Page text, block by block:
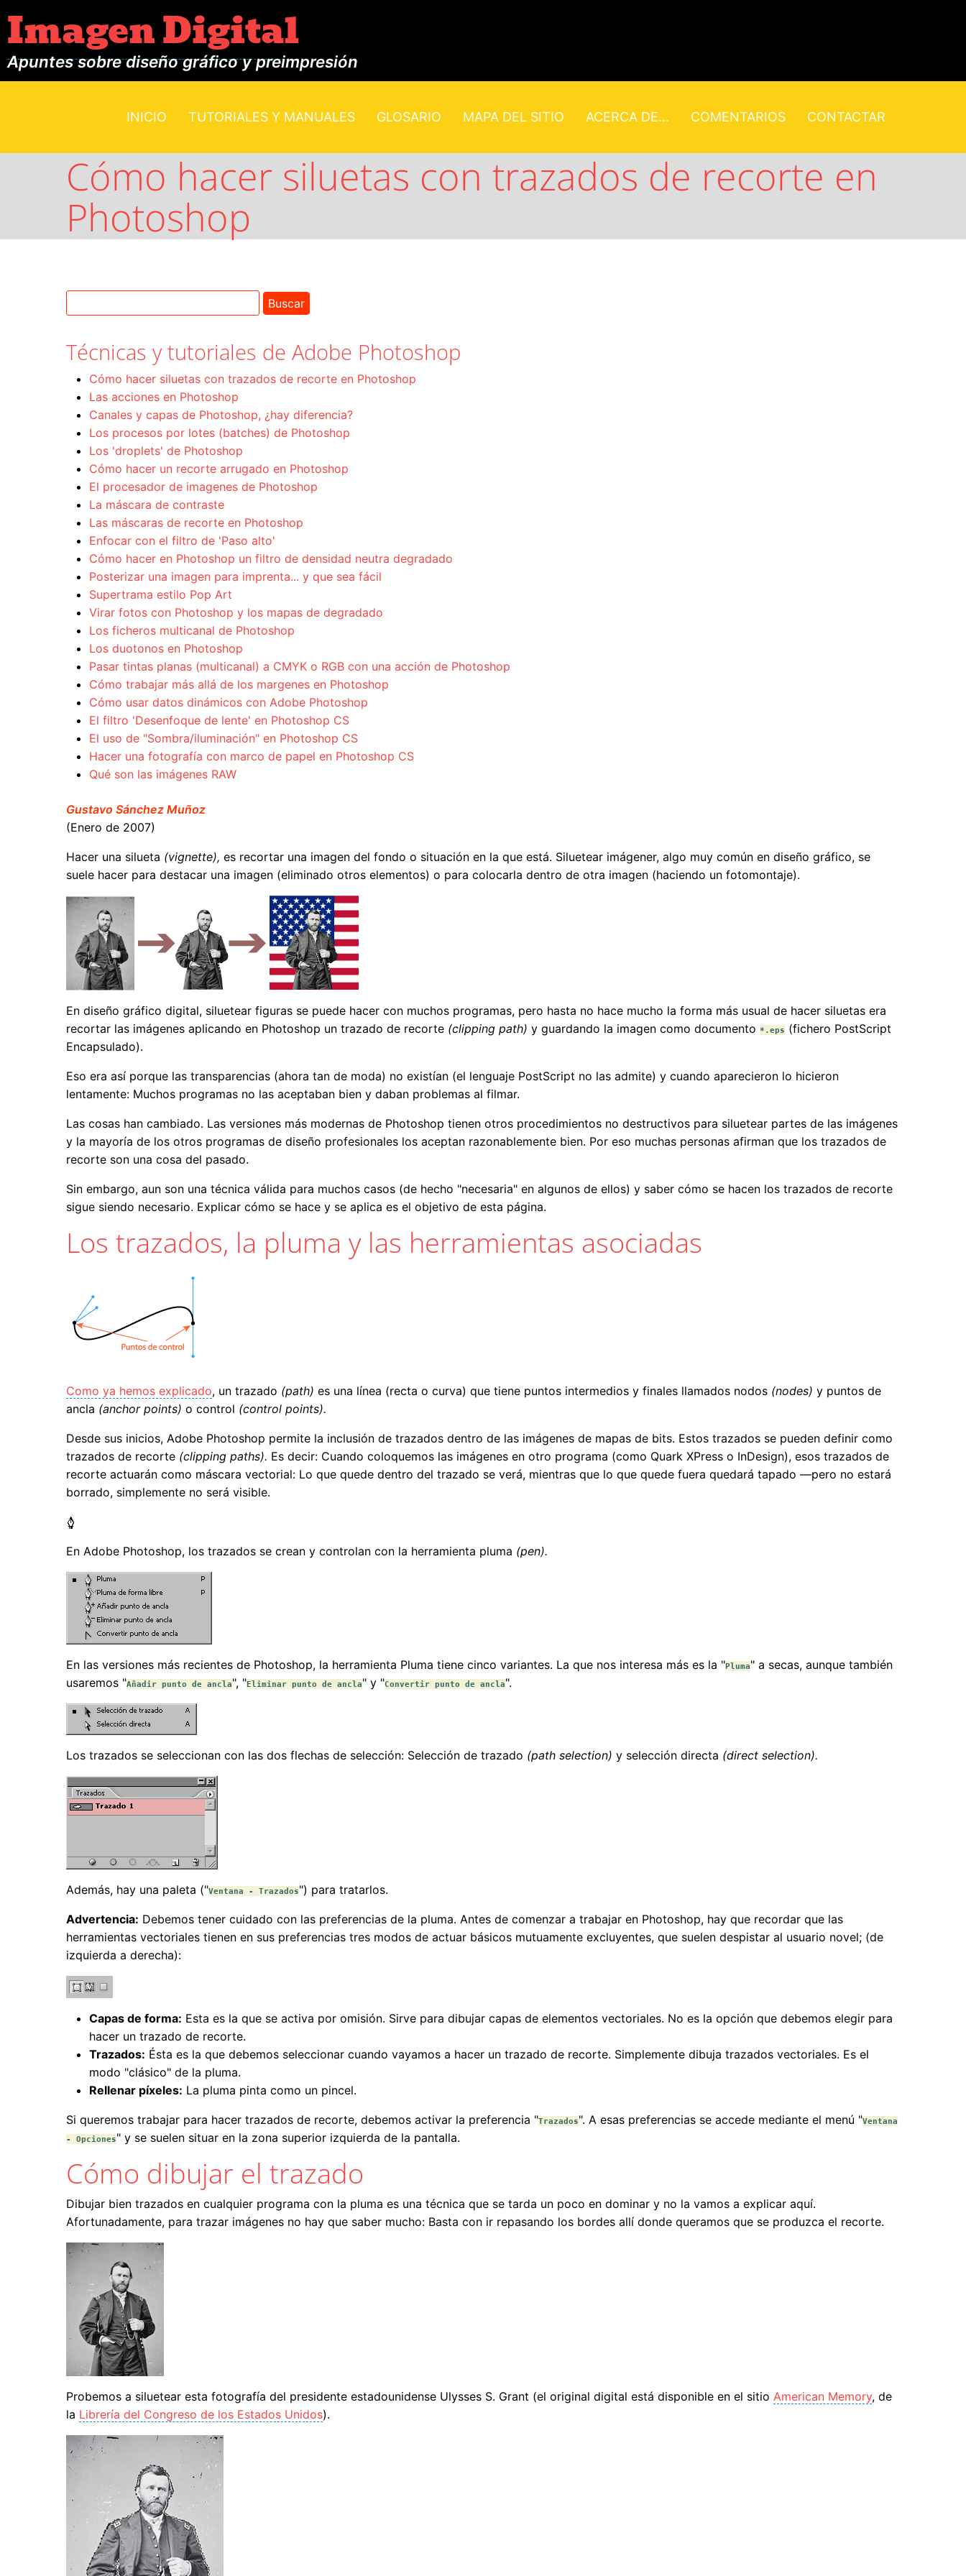
Imagen Digital
Apuntes sobre diseño gráfico y preimpresión
INICIO TUTORIALES Y MANUALES GLOSARIO MAPA DEL SITIO ACERCA DE... COMENTARIOS CONTACTAR
Cómo hacer siluetas con trazados de recorte en
Photoshop
Técnicas y tutoriales de Adobe Photoshop
Cómo hacer siluetas con trazados de recorte en Photoshop
Las acciones en Photoshop
Canales y capas de Photoshop, ¿hay diferencia?
Los procesos por lotes (batches) de Photoshop
Los 'droplets' de Photoshop
Cómo hacer un recorte arrugado en Photoshop
El procesador de imagenes de Photoshop
La máscara de contraste
Las máscaras de recorte en Photoshop
Enfocar con el filtro de 'Paso alto'
Cómo hacer en Photoshop un filtro de densidad neutra degradado
Posterizar una imagen para imprenta... y que sea fácil
Supertrama estilo Pop Art
Virar fotos con Photoshop y los mapas de degradado
Los ficheros multicanal de Photoshop
Los duotonos en Photoshop
Pasar tintas planas (multicanal) a CMYK o RGB con una acción de Photoshop
Cómo trabajar más allá de los margenes en Photoshop
Cómo usar datos dinámicos con Adobe Photoshop
El filtro 'Desenfoque de lente' en Photoshop CS
El uso de "Sombra/iluminación" en Photoshop CS
Hacer una fotografía con marco de papel en Photoshop CS
Qué son las imágenes RAW
Gustavo Sánchez Muñoz
(Enero de 2007)
Hacer una silueta (vignette), es recortar una imagen del fondo o situación en la que está. Siluetear imágener, algo muy común en diseño gráfico, se
suele hacer para destacar una imagen (eliminado otros elementos) o para colocarla dentro de otra imagen (haciendo un fotomontaje).
En diseño gráfico digital, siluetear figuras se puede hacer con muchos programas, pero hasta no hace mucho la forma más usual de hacer siluetas era
recortar las imágenes aplicando en Photoshop un trazado de recorte (clipping path) y guardando la imagen como documento *.eps (fichero PostScript
Encapsulado).
Eso era así porque las transparencias (ahora tan de moda) no existían (el lenguaje PostScript no las admite) y cuando aparecieron lo hicieron
lentamente: Muchos programas no las aceptaban bien y daban problemas al filmar.
Las cosas han cambiado. Las versiones más modernas de Photoshop tienen otros procedimientos no destructivos para siluetear partes de las imágenes
y la mayoría de los otros programas de diseño profesionales los aceptan razonablemente bien. Por eso muchas personas afirman que los trazados de
recorte son una cosa del pasado.
Sin embargo, aun son una técnica válida para muchos casos (de hecho "necesaria" en algunos de ellos) y saber cómo se hacen los trazados de recorte
sigue siendo necesario. Explicar cómo se hace y se aplica es el objetivo de esta página.
Los trazados, la pluma y las herramientas asociadas
Como ya hemos explicado, un trazado (path) es una línea (recta o curva) que tiene puntos intermedios y finales llamados nodos (nodes) y puntos de
ancla (anchor points) o control (control points).
Desde sus inicios, Adobe Photoshop permite la inclusión de trazados dentro de las imágenes de mapas de bits. Estos trazados se pueden definir como
trazados de recorte (clipping paths). Es decir: Cuando coloquemos las imágenes en otro programa (como Quark XPress o InDesign), esos trazados de
recorte actuarán como máscara vectorial: Lo que quede dentro del trazado se verá, mientras que lo que quede fuera quedará tapado —pero no estará
borrado, simplemente no será visible.
En Adobe Photoshop, los trazados se crean y controlan con la herramienta pluma (pen).
En las versiones más recientes de Photoshop, la herramienta Pluma tiene cinco variantes. La que nos interesa más es la "Pluma" a secas, aunque también
usaremos "Añadir punto de ancla", "Eliminar punto de ancla" y "Convertir punto de ancla".
Los trazados se seleccionan con las dos flechas de selección: Selección de trazado (path selection) y selección directa (direct selection).
Además, hay una paleta ("Ventana - Trazados") para tratarlos.
Advertencia: Debemos tener cuidado con las preferencias de la pluma. Antes de comenzar a trabajar en Photoshop, hay que recordar que las
herramientas vectoriales tienen en sus preferencias tres modos de actuar básicos mutuamente excluyentes, que suelen despistar al usuario novel; (de
izquierda a derecha):
Capas de forma: Esta es la que se activa por omisión. Sirve para dibujar capas de elementos vectoriales. No es la opción que debemos elegir para
hacer un trazado de recorte.
Trazados: Ésta es la que debemos seleccionar cuando vayamos a hacer un trazado de recorte. Simplemente dibuja trazados vectoriales. Es el
modo "clásico" de la pluma.
Rellenar píxeles: La pluma pinta como un pincel.
Si queremos trabajar para hacer trazados de recorte, debemos activar la preferencia "Trazados". A esas preferencias se accede mediante el menú "Ventana
- Opciones" y se suelen situar en la zona superior izquierda de la pantalla.
Cómo dibujar el trazado
Dibujar bien trazados en cualquier programa con la pluma es una técnica que se tarda un poco en dominar y no la vamos a explicar aquí.
Afortunadamente, para trazar imágenes no hay que saber mucho: Basta con ir repasando los bordes allí donde queramos que se produzca el recorte.
Probemos a siluetear esta fotografía del presidente estadounidense Ulysses S. Grant (el original digital está disponible en el sitio American Memory, de
la Librería del Congreso de los Estados Unidos).